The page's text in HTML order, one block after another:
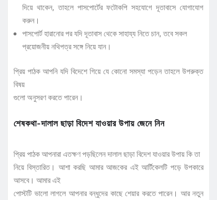
দিয়ে থাকেন, তাহলে পাসপোর্টের ফটোকপি সহযোগে দূতাবাসে যোগাযোগ
করুন।
পাসপোর্ট হারানোর পর যদি দূতাবাস থেকে সাহায্য নিতে চান, তবে সকল
প্রয়োজনীয় নথিপত্র সঙ্গে নিয়ে যান।
প্রিয় পাঠক আপনি যদি বিদেশে গিয়ে যে কোনো সমস্যা পড়েন তাহলে উপরুক্ত
বিষয়
গুলো অনুসরণ করতে পারেন।
শেষকথা-দালাল ছাড়া বিদেশ যাওয়ার উপায় জেনে নিন
প্রিয় পাঠক আপনারা এতক্ষণ পড়ছিলেন দালাল ছাড়া বিদেশ যাওয়ার উপায় কি তা
নিয়ে বিস্তারিত। আশা করছি আমার আজকের এই আর্টিকেলটি পড়ে উপকারে
আসবে। আমার এই
পোস্টটি ভালো লাগলে আপনার বন্ধুদের কাছে শেয়ার করতে পারেন। আর নতুন